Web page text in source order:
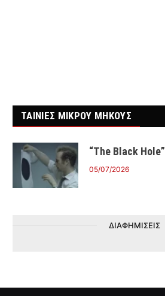
ΤΑΙΝΙΕΣ ΜΙΚΡΟΥ ΜΗΚΟΥΣ
“The Black Hole”
05/07/2026
ΔΙΑΦΗΜΙΣΕΙΣ